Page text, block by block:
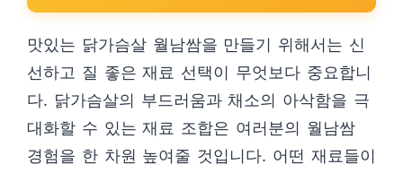
맛있는 닭가슴살 월남쌈을 만들기 위해서는 신
선하고 질 좋은 재료 선택이 무엇보다 중요합니
다. 닭가슴살의 부드러움과 채소의 아삭함을 극
대화할 수 있는 재료 조합은 여러분의 월남쌈
경험을 한 차원 높여줄 것입니다. 어떤 재료들이